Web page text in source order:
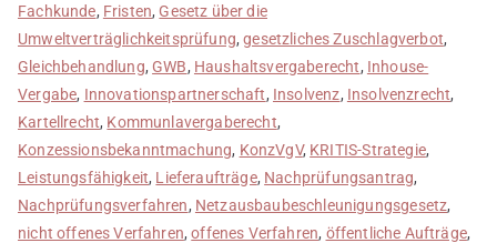
Fachkunde, Fristen, Gesetz über die
Umweltverträglichkeitsprüfung,gesetzliches Zuschlagverbot,
Gleichbehandlung, GWB, Haushaltsvergaberecht, Inhouse-
Vergabe, Innovationspartnerschaft, Insolvenz, Insolvenzrecht,
Kartellrecht, Kommunlavergaberecht,
Konzessionsbekanntmachung, KonzVgV, KRITIS-Strategie,
Leistungsfähigkeit, Lieferaufträge, Nachprüfungsantrag,
Nachprüfungsverfahren, Netzausbaubeschleunigungsgesetz,
nicht offenes Verfahren,offenes Verfahren, öffentliche Aufträge,